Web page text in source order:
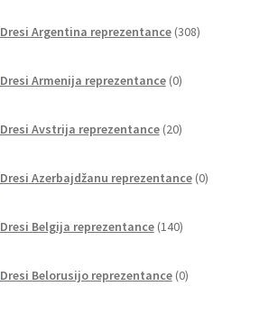
Dresi Argentina reprezentance 308izdelkov
Dresi Armenija reprezentance 0izdelkov
Dresi Avstrija reprezentance 20izdelkov
Dresi Azerbajdžanu reprezentance 0izdelkov
Dresi Belgija reprezentance 140izdelkov
Dresi Belorusijo reprezentance 0izdelkov